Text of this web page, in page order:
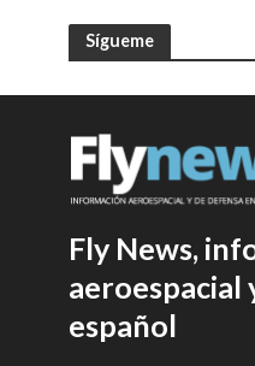
Sígueme
Fly News,
aeroespacial
español